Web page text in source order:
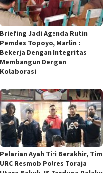
Briefing Jadi Agenda Rutin
Pemdes Topoyo, Marlin :
Bekerja Dengan Integritas
Membangun Dengan
Kolaborasi
Pelarian Ayah Tiri Berakhir, Tim
URC Resmob Polres Toraja